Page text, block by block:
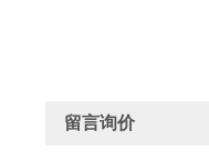
留言询价